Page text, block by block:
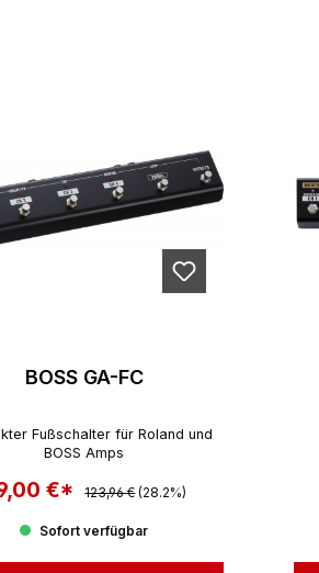
BOSS GA-FC
Fußschalter für Roland und
BOSS Amps
€* Regulärer Preis:
123,96 € (28.2%)
Sofort verfügbar